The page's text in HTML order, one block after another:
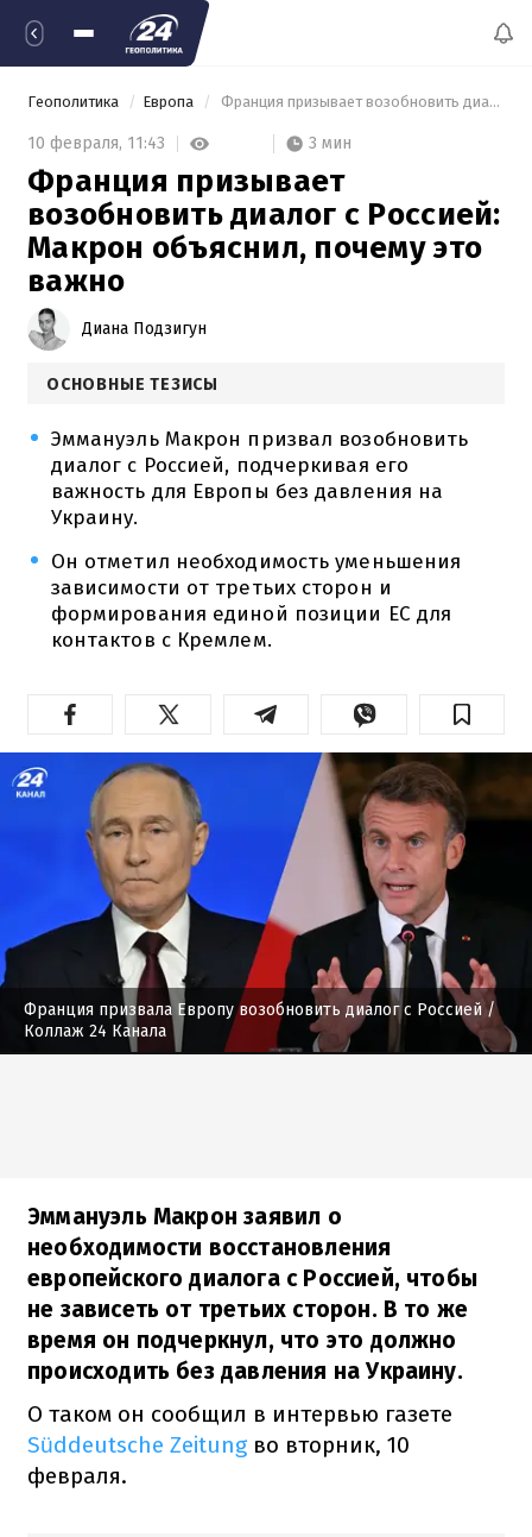
Геополитика Европа Франция призывает возобновить диалог с Россией: Макрон объяснил, почему это важно
10 февраля, 11:43 3 мин
Франция призывает
возобновить диалог с Россией:
Макрон объяснил, почему это
важно
Диана Подзигун
ОСНОВНЫЕ ТЕЗИСЫ
Эммануэль Макрон призвал возобновить
диалог с Россией, подчеркивая его
важность для Европы без давления на
Украину.
Он отметил необходимость уменьшения
зависимости от третьих сторон и
формирования единой позиции ЕС для
контактов с Кремлем.
Франция призвала Европу возобновить диалог с Россией /
Коллаж 24 Канала
Эммануэль Макрон заявил о
необходимости восстановления
европейского диалога с Россией, чтобы
не зависеть от третьих сторон. В то же
время он подчеркнул, что это должно
происходить без давления на Украину.
О таком он сообщил в интервью газете
Süddeutsche Zeitungво вторник, 10
февраля.